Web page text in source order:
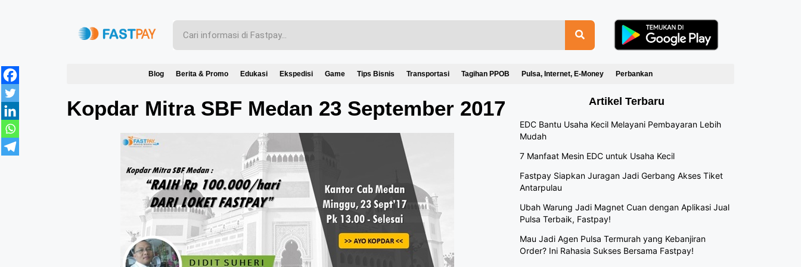
Blog Berita & Promo Edukasi Ekspedisi Game Tips Bisnis Transportasi Tagihan PPOB Pulsa, Internet, E-Money Perbankan
Kopdar Mitra SBF Medan 23 September 2017 Artikel Terbaru
EDC Bantu Usaha Kecil Melayani Pembayaran Lebih
Mudah
7 Manfaat Mesin EDC untuk Usaha Kecil
Fastpay Siapkan Juragan Jadi Gerbang Akses Tiket
Antarpulau
Ubah Warung Jadi Magnet Cuan dengan Aplikasi Jual
Pulsa Terbaik, Fastpay!
Mau Jadi Agen Pulsa Termurah yang Kebanjiran
Order? Ini Rahasia Sukses Bersama Fastpay!